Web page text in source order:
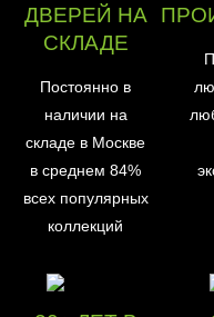
ДВЕРЕЙ НА
СКЛАДЕ
Постоянно в
наличии на
складе в Москве
в среднем 84%
всех популярных
коллекций